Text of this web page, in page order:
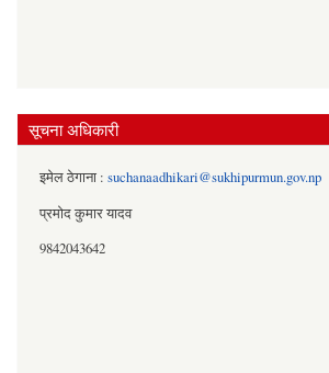
सूचना अधिकारी
इमेल ठेगाना : suchanaadhikari@sukhipurmun.gov.np
प्रमोद कुमार यादव
9842043642